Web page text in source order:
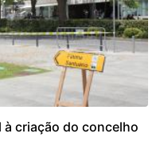
criação do concelho